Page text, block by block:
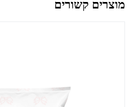
מוצרים קשורים